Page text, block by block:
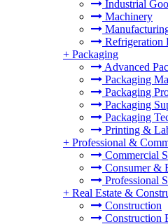
Industrial
Machinery
Refrigeration
+ Packaging
Advanced
Packaging
Packaging
Packaging
Packaging
Printing &
+ Professional &
Commercial
Consumer &
Professional
+ Real Estate &
Construction
Construction